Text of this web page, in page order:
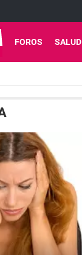
FOROS SALUD